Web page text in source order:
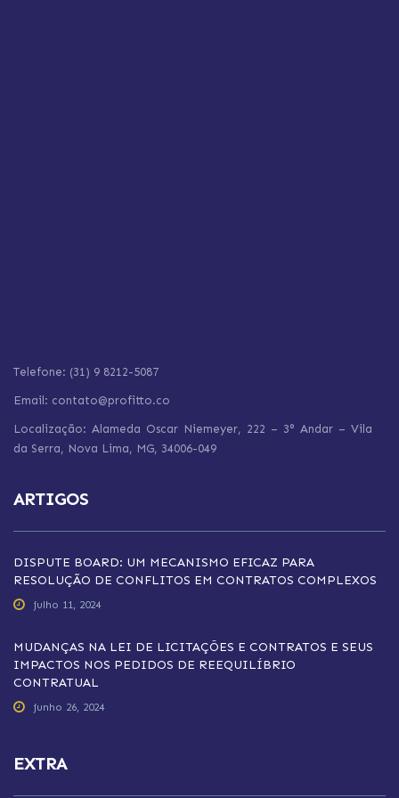
Telefone: (31) 9 8212-5087
Email: contato@profitto.co
Localização: Alameda Oscar Niemeyer, 222 – 3° Andar – Vila
da Serra, Nova Lima, MG, 34006-049
ARTIGOS
DISPUTE BOARD: UM MECANISMO EFICAZ PARA
RESOLUÇÃO DE CONFLITOS EM CONTRATOS COMPLEXOS
julho 11, 2024
MUDANÇAS NA LEI DE LICITAÇÕES E CONTRATOS E SEUS
IMPACTOS NOS PEDIDOS DE REEQUILÍBRIO
CONTRATUAL
junho 26, 2024
EXTRA